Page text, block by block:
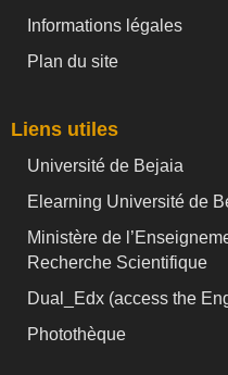
Informations légales
Plan du site
Liens utiles
Université de Bejaia
Elearning Université de
Ministère de
Recherche Scientifique
Dual_Edx (access the
Photothèque